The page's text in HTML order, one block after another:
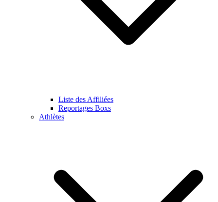
Liste des Affiliées
Reportages Boxs
Athlètes